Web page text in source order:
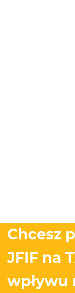
Chcesz
JFIF na
wpływu